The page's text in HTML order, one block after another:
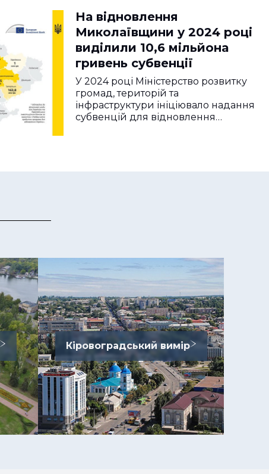
На відновлення
Миколаївщини у 2024 році
виділили 10,6 мільйона
гривень субвенції
У 2024 році Міністерство розвитку
громад, територій та
інфраструктури ініціювало надання
субвенцій для відновлення…
Кіровоградський вимір